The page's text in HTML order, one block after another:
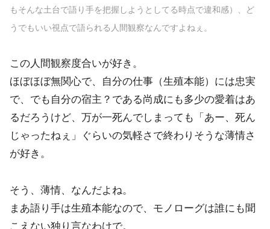
もそんな土台で語り手を把握しようとしてる時点で違和感）、ど
うでもいい視点で語られる人間観察なんですよねぇ。
この人間観察度合いが好き。
ほぼほぼ無関心で、自分の仕事（生殖本能）には忠実
で、でも自分の宿主？である尚成にも多少の愛着はあ
るだろうけど、万が一死んでしまっても「あー、死ん
じゃったねぇ」ぐらいの気軽さで終わりそうな薄情さ
が好き。
そう、薄情、なんだよね。
まあ語り手は生殖本能なので、モノローグは誰にも聞
こえない独り言なわけで。